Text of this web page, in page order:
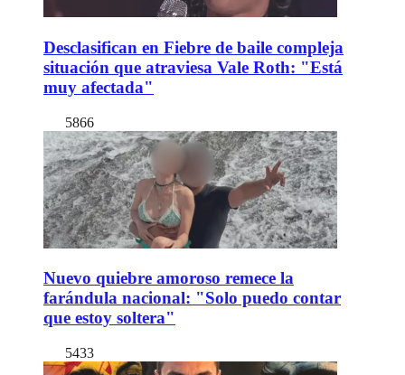
Desclasifican en Fiebre de baile compleja
situación que atraviesa Vale Roth: "Está
muy afectada"
5866
Nuevo quiebre amoroso remece la
farándula nacional: "Solo puedo contar
que estoy soltera"
5433